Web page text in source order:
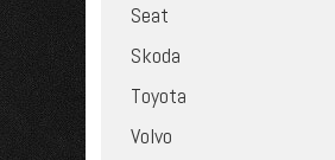
Seat
Skoda
Toyota
Volvo